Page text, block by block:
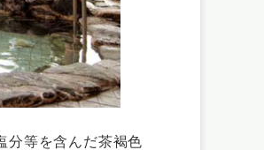
分等を含んだ茶褐色